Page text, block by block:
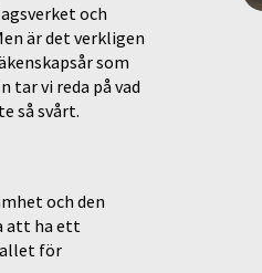
och
är det verkligen
som
tar vi reda på vad
så svårt.
och den
att ha ett
för